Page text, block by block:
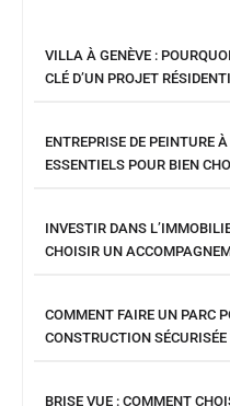
VILLA À GENÈVE :
CLÉ D’UN PROJET
ENTREPRISE DE PEINTURE
ESSENTIELS POUR BIEN
INVESTIR DANS
CHOISIR UN
COMMENT FAIRE UN PARC
CONSTRUCTION SÉCURISÉE
BRISE VUE : COMMENT